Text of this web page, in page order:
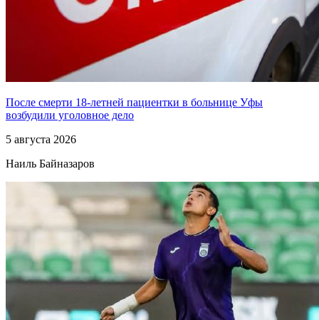
После смерти 18-летней пациентки в больнице Уфы
возбудили уголовное дело
5 августа 2026
Наиль Байназаров